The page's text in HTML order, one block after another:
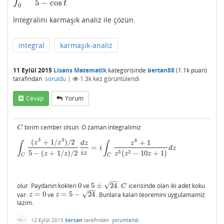
0 5 − cost
İntegralini karmaşık analiz ile çözün.
integral karmaşık-analiz
11 Eylül 2015 Lisans Matematikkategorisinde bertan88(1.1k puan)
tarafından soruldu | 1.3k kez görüntülendi
Cevap Yorum
C
C birim cember olsun. O zaman integralimiz
∫C
(z3 + 1/z3)/2
5 − (z + 1/z)/2
dz
iz
= i ∫C
z6 + 1
z3 (z2 − 10z + 1)
dz
∫ C(z3+1/z3)/25−(z+1 /z)/2 dz z =i∫ z6+1z3(z2−10z+1)dz
olur. Paydanin kokleri 0
0ve5 ± 24
−−
√
5 ±24 . C
C icerisinde olan iki adet koku
var: z = 0
z=0 ve z = 5 − 24
−−
√
z=5− 24
. Bunlara kalan teoremini uygulamamiz
lazim.
12 Eylül 2015 Sercan tarafından yorumlandı